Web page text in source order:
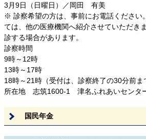
3月9日（日曜日）／岡田 有美
※ 診察希望の方は、事前にお電話ください
ては、他の医療機関へ紹介させていただき
診する場合があります。
診察時間
9時～12時
13時～17時
18時～21時（受付は、診察終了の30分前ま
所在地 志筑1600-1 津名ふれあいセン
国民年金